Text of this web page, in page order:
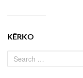
KËRKO